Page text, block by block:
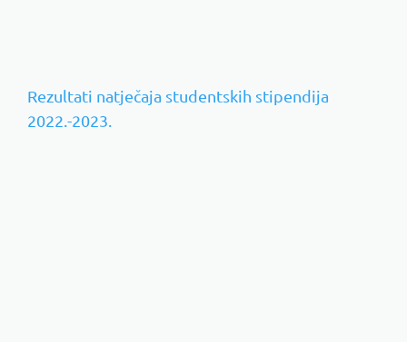
Rezultati natječaja studentskih stipendija
2022.-2023.